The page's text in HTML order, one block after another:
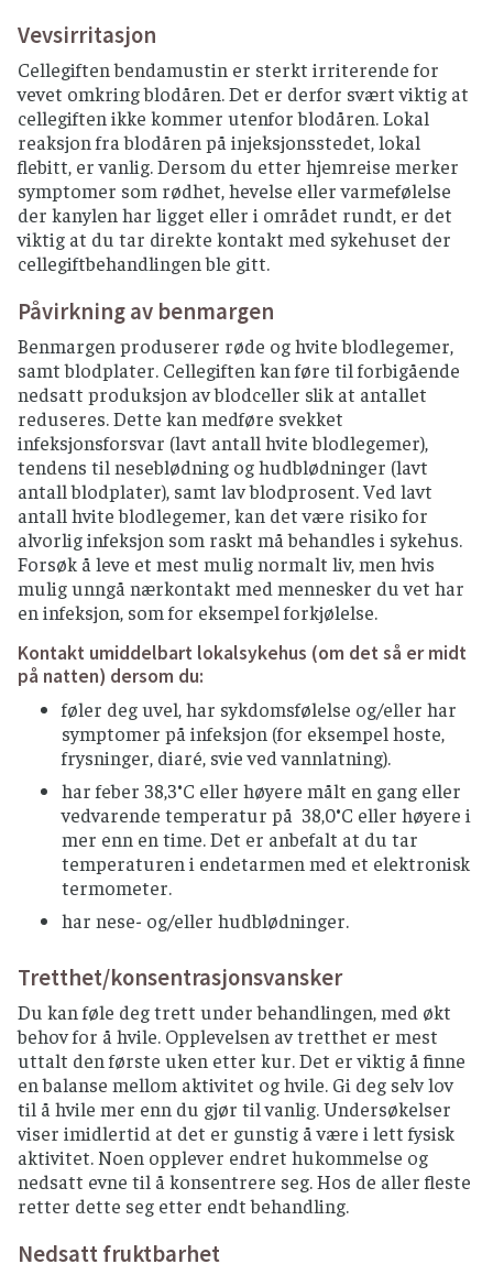
Vevsirritasjon
Cellegiften bendamustin er sterkt irriterende for
vevet omkring blodåren. Det er derfor svært viktig at
cellegiften ikke kommer utenfor blodåren. Lokal
reaksjon fra blodåren på injeksjonsstedet, lokal
flebitt, er vanlig. Dersom du etter hjemreise merker
symptomer som rødhet, hevelse eller varmefølelse
der kanylen har ligget eller i området rundt, er det
viktig at du tar direkte kontakt med sykehuset der
cellegiftbehandlingen ble gitt.
Påvirkning av benmargen
Benmargen produserer røde og hvite blodlegemer,
samt blodplater. Cellegiften kan føre til forbigående
nedsatt produksjon av blodceller slik at antallet
reduseres. Dette kan medføre svekket
infeksjonsforsvar (lavt antall hvite blodlegemer),
tendens til neseblødning og hudblødninger (lavt
antall blodplater), samt lav blodprosent. Ved lavt
antall hvite blodlegemer, kan det være risiko for
alvorlig infeksjon som raskt må behandles i sykehus.
Forsøk å leve et mest mulig normalt liv, men hvis
mulig unngå nærkontakt med mennesker du vet har
en infeksjon, som for eksempel forkjølelse.
Kontakt umiddelbart lokalsykehus (om det så er midt
på natten) dersom du:
føler deg uvel, har sykdomsfølelse og/eller har
symptomer på infeksjon (for eksempel hoste,
frysninger, diaré, svie ved vannlatning).
har feber 38,3°C eller høyere målt en gang eller
vedvarende temperatur på 38,0°C eller høyere i
mer enn en time. Det er anbefalt at du tar
temperaturen i endetarmen med et elektronisk
termometer.
har nese- og/eller hudblødninger.
Tretthet/konsentrasjonsvansker
Du kan føle deg trett under behandlingen, med økt
behov for å hvile. Opplevelsen av tretthet er mest
uttalt den første uken etter kur. Det er viktig å finne
en balanse mellom aktivitet og hvile. Gi deg selv lov
til å hvile mer enn du gjør til vanlig. Undersøkelser
viser imidlertid at det er gunstig å være i lett fysisk
aktivitet. Noen opplever endret hukommelse og
nedsatt evne til å konsentrere seg. Hos de aller fleste
retter dette seg etter endt behandling.
Nedsatt fruktbarhet